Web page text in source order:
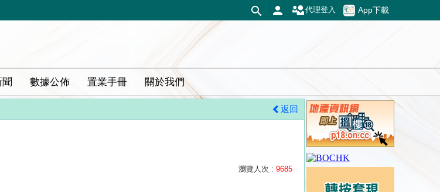
App下載
代理登入
數據公佈 置業手冊 關於我們
返回
瀏覽人次 : 9685